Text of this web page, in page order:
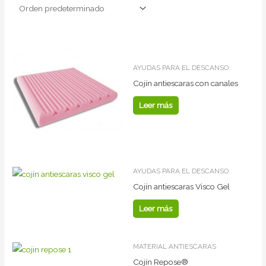
AYUDAS PARA EL DESCANSO
Cojín antiescaras con canales
Leer más
AYUDAS PARA EL DESCANSO
Cojín antiescaras Visco Gel
Leer más
MATERIAL ANTIESCARAS
Cojín Repose®